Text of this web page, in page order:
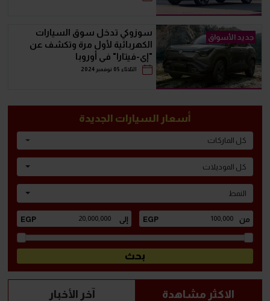
جديد الأسواق
سوزوكي تدخل سوق السيارات
الكهربائية لأول مرة وتكشف عن
"إي-فيتارا" في أوروبا
الثلاثاء 05 نوفمبر 2024
أسعار السيارات الجديدة
كل الماركات
كل الموديلات
النمط
الاكثر مشاهدة آخر الأخبار